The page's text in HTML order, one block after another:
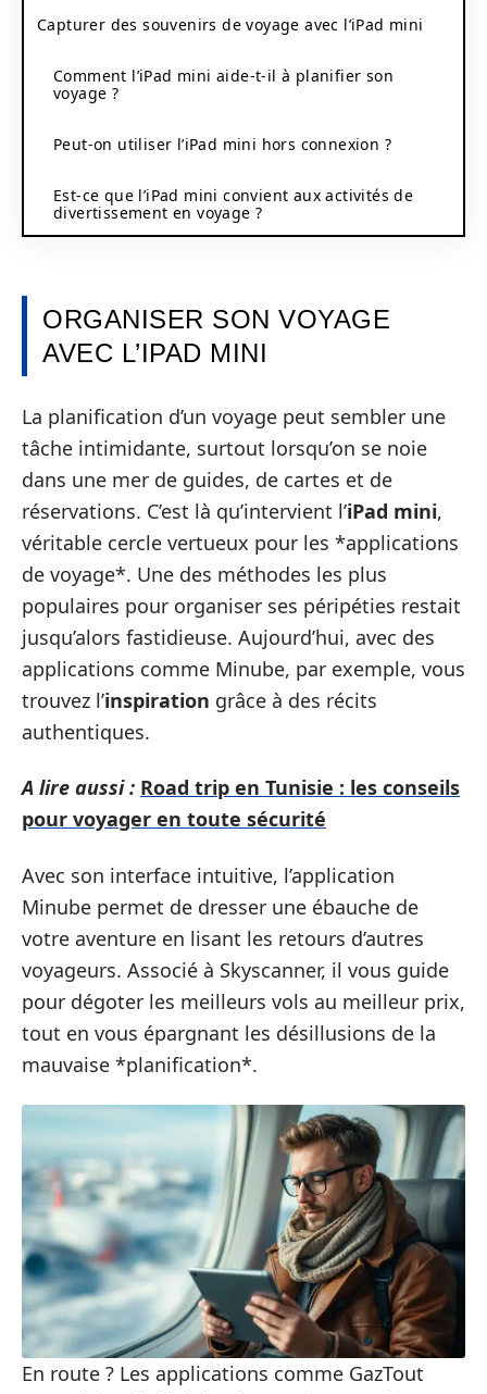
Capturer des souvenirs de voyage avec l’iPad mini
Comment l’iPad mini aide-t-il à planifier son
voyage ?
Peut-on utiliser l’iPad mini hors connexion ?
Est-ce que l’iPad mini convient aux activités de
divertissement en voyage ?
ORGANISER SON VOYAGE
AVEC L’IPAD MINI
La planification d’un voyage peut sembler une
tâche intimidante, surtout lorsqu’on se noie
dans une mer de guides, de cartes et de
réservations. C’est là qu’intervient l’iPad mini,
véritable cercle vertueux pour les *applications
de voyage*. Une des méthodes les plus
populaires pour organiser ses péripéties restait
jusqu’alors fastidieuse. Aujourd’hui, avec des
applications comme Minube, par exemple, vous
trouvez l’inspiration grâce à des récits
authentiques.
A lire aussi : Road trip en Tunisie : les conseils
pour voyager en toute sécurité
Avec son interface intuitive, l’application
Minube permet de dresser une ébauche de
votre aventure en lisant les retours d’autres
voyageurs. Associé à Skyscanner, il vous guide
pour dégoter les meilleurs vols au meilleur prix,
tout en vous épargnant les désillusions de la
mauvaise *planification*.
En route ? Les applications comme GazTout